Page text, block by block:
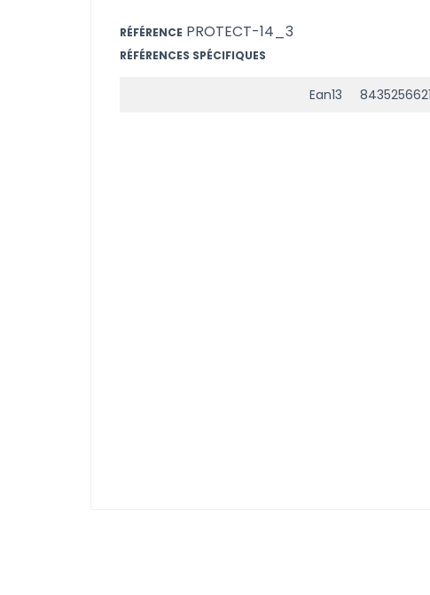
RÉFÉRENCE PROTECT-14_3
RÉFÉRENCES SPÉCIFIQUES
Ean13